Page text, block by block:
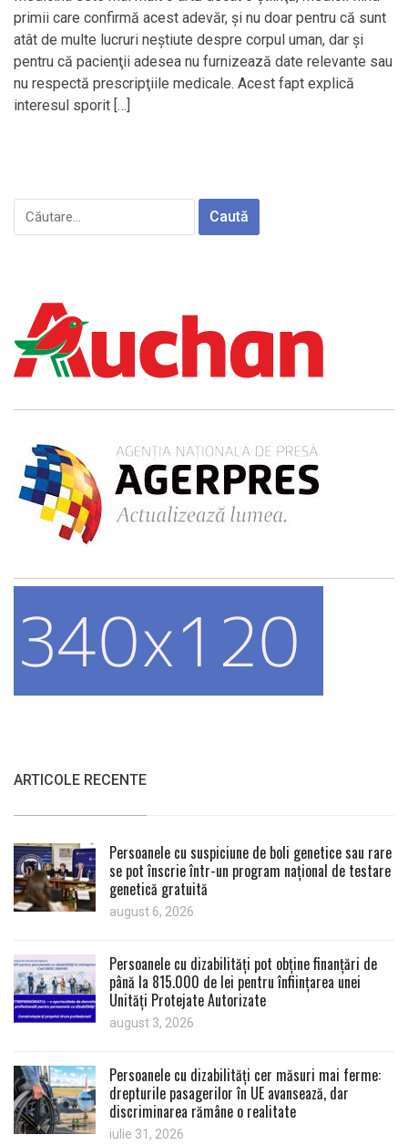
primii care confirmă acest adevăr, şi nu doar pentru că sunt
atât de multe lucruri neştiute despre corpul uman, dar şi
pentru că pacienţii adesea nu furnizează date relevante sau
nu respectă prescripţiile medicale. Acest fapt explică
interesul sporit […]
Caută
după:
ARTICOLE RECENTE
Persoanele cu suspiciune de boli genetice sau rare
se pot înscrie într-un program național de testare
genetică gratuită
august 6, 2026
Persoanele cu dizabilități pot obține finanțări de
până la 815.000 de lei pentru înființarea unei
Unități Protejate Autorizate
august 3, 2026
Persoanele cu dizabilități cer măsuri mai ferme:
drepturile pasagerilor în UE avansează, dar
discriminarea rămâne o realitate
iulie 31, 2026